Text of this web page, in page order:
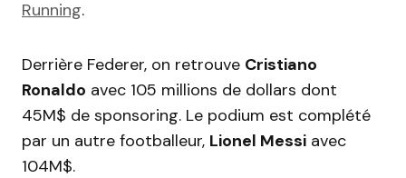
Running.
Derrière Federer, on retrouve Cristiano
Ronaldo avec 105 millions de dollars dont
45M$ de sponsoring. Le podium est complété
par un autre footballeur, Lionel Messi avec
104M$.